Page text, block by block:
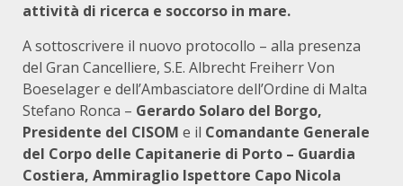
attività di ricerca e soccorso in mare.
A sottoscrivere il nuovo protocollo – alla presenza
del Gran Cancelliere, S.E. Albrecht Freiherr Von
Boeselager e dell’Ambasciatore dell’Ordine di Malta
Stefano Ronca – Gerardo Solaro del Borgo,
Presidente del CISOM e il Comandante Generale
del Corpo delle Capitanerie di Porto – Guardia
Costiera, Ammiraglio Ispettore Capo Nicola